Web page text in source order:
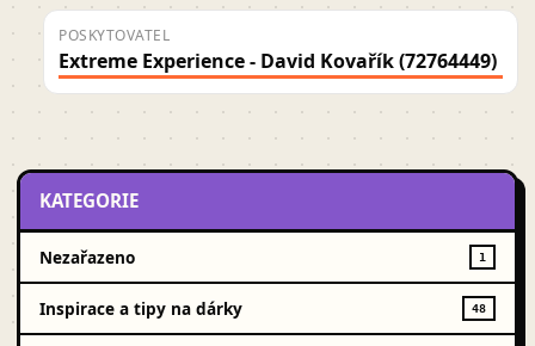
POSKYTOVATEL
Extreme Experience - David Kovařík (72764449)
KATEGORIE
Nezařazeno 1
Inspirace a tipy na dárky 48